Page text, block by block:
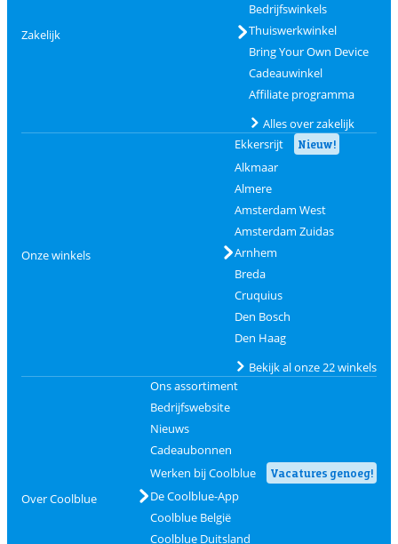
Zakelijk
Bedrijfswinkels
Thuiswerkwinkel
Bring Your Own Device
Cadeauwinkel
Affiliate programma
Alles over zakelijk
Onze winkels
Ekkersrijt Nieuw!
Alkmaar
Almere
Amsterdam West
Amsterdam Zuidas
Arnhem
Breda
Cruquius
Den Bosch
Den Haag
Bekijk al onze 22 winkels
Over Coolblue
Ons assortiment
Bedrijfswebsite
Nieuws
Cadeaubonnen
Werken bij Coolblue
Vacatures genoeg!
De Coolblue-App
Coolblue België
Coolblue Duitsland